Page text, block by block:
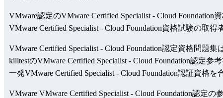
VMware認定のVMware Certified Specialist - Cloud
VMware Certified Specialist - Cloud Foundation資格試験の取
VMware Certified Specialist - Cloud Foundation認定資格問題
killtestのVMware Certified Specialist - Cloud Foundation認定
一発VMware Certified Specialist - Cloud Foundation認証資格を
VMware VMware Certified Specialist - Cloud Foundation認